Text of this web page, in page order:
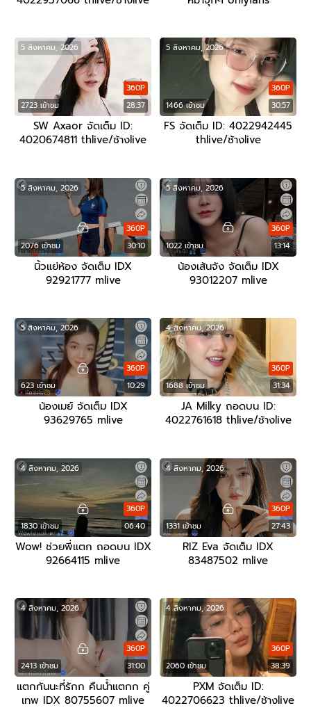
2723 เข้าชม 28:37
360P
5 สิงหาคม, 2026
SW Axaor จัดเต็ม ID:
4020674811 thlive/ช้างlive
1466 เข้าชม 30:57
360P
5 สิงหาคม, 2026
FS จัดเต็ม ID: 4022942445
thlive/ช้างlive
2076 เข้าชม 30:10
360P
5 สิงหาคม, 2026
นิ้วแย่ห้อง จัดเต็ม IDX
92921777 mlive
1022 เข้าชม 13:14
360P
5 สิงหาคม, 2026
น้องเส้นจัง จัดเต็ม IDX
93012207 mlive
623 เข้าชม 10:29
360P
5 สิงหาคม, 2026
น้องเมย์ จัดเต็ม IDX
93629765 mlive
1688 เข้าชม 31:34
360P
4 สิงหาคม, 2026
JA Milky ถอดบน ID:
4022761618 thlive/ช้างlive
1830 เข้าชม 06:40
360P
4 สิงหาคม, 2026
Wow! ช่วยพี่แตก ถอดบน IDX
92664115 mlive
1331 เข้าชม 27:43
360P
4 สิงหาคม, 2026
RIZ Eva จัดเต็ม IDX
83487502 mlive
2413 เข้าชม 31:00
360P
4 สิงหาคม, 2026
แตกกันนะที่รักก คืนน้ำแตกก คู่
เทพ IDX 80755607 mlive
2060 เข้าชม 38:39
360P
4 สิงหาคม, 2026
PXM จัดเต็ม ID:
4022706623 thlive/ช้างlive